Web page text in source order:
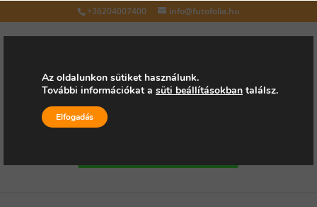
+36204007400 info@futofolia.hu
Válasszon oldalt
Az oldalunkon sütiket használunk.
További információkat a süti beállításokban találsz.
Elfogadás